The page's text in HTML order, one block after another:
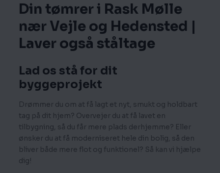
Din tømrer i Rask Mølle
nær Vejle og Hedensted |
Laver også ståltage
Lad os stå for dit
byggeprojekt
Drømmer du om at få lagt et nyt, smukt og holdbart
tag på dit hjem? Overvejer du at få lavet en
tilbygning, så du får mere plads derhjemme? Eller
ønsker du at få moderniseret hele din bolig, så den
bliver både mere flot og funktionel? Så kan vi hjælpe
dig!